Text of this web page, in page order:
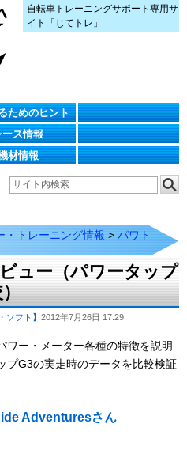
自転車トレーニングサポート専用サ
イト「じてトレ」
ためのヒント
ース情報
材情報
・トレーニング情報 > パワト
ュー（パワータップ
ソフト】 2012年7月26日 17:29
ワー・メーター各種の特徴を説明
プG3の実走時のデータを比較検証
Adventuresさん